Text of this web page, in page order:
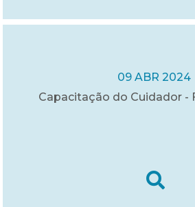
09 ABR 2024
Capacitação do Cuidador -